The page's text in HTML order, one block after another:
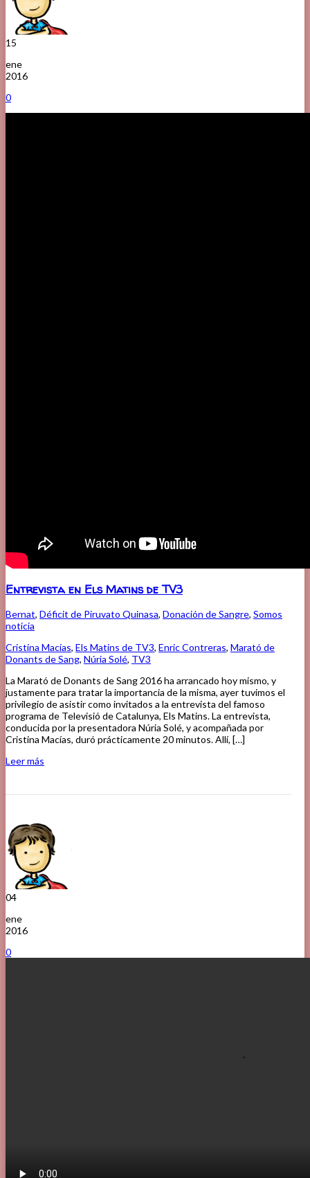
15
ene
2016
0
Entrevista en Els Matins de TV3
Bernat, Déficit de Piruvato Quinasa, Donación de Sangre, Somos
noticia
Cristina Macías, Els Matins de TV3, Enric Contreras, Marató de
Donants de Sang, Núria Solé, TV3
La Marató de Donants de Sang 2016 ha arrancado hoy mismo, y
justamente para tratar la importancia de la misma, ayer tuvimos el
privilegio de asistir como invitados a la entrevista del famoso
programa de Televisió de Catalunya, Els Matins. La entrevista,
conducida por la presentadora Núria Solé, y acompañada por
Cristina Macías, duró prácticamente 20 minutos. Allí, […]
Leer más
04
ene
2016
0